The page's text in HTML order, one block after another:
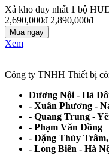
Xả kho duy nhất 1 bộ
2,690,000đ 2,890,000đ
Mua ngay
Xem
Công ty TNHH Thiết bị
Dương Nội - Hà
- Xuân Phương -
- Quang Trung -
- Phạm Văn Đồng
- Đặng Thùy
- Long Biên - Hà